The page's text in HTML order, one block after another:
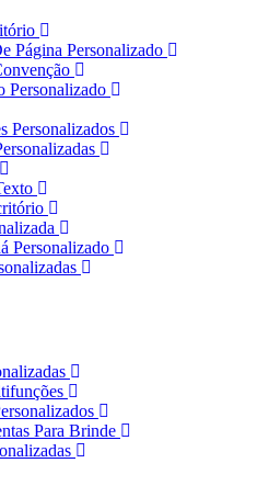
Página Personalizado
Personalizado
Personalizados
Personalizado
Para Brinde